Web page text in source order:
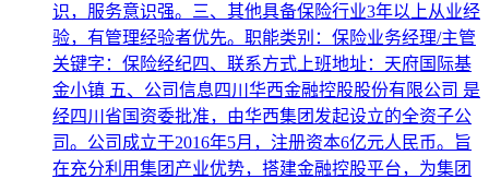
识，服务意识强。三、其他具备保险行业3年以上从业经
验，有管理经验者优先。职能类别：保险业务经理/主管
关键字：保险经纪四、联系方式上班地址：天府国际基
金小镇 五、公司信息四川华西金融控股股份有限公司 是
经四川省国资委批准，由华西集团发起设立的全资子公
司。公司成立于2016年5月，注册资本6亿元人民币。旨
在充分利用集团产业优势，搭建金融控股平台，为集团